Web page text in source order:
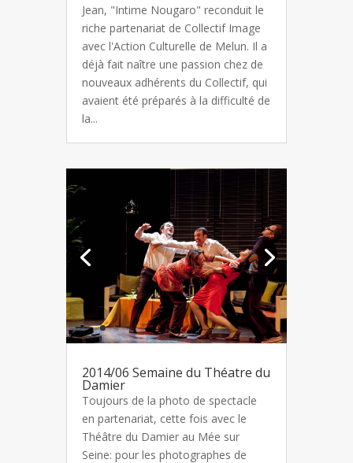
Jean, "Intime Nougaro" reconduit le
riche partenariat de Collectif Image
avec l'Action Culturelle de Melun. Il a
déjà fait naître une passion chez de
nouveaux adhérents du Collectif, qui
avaient été préparés à la difficulté de
la...
2014/06 Semaine du Théatre du
Damier
Toujours de la photo de spectacle
en partenariat, cette fois avec le
Théâtre du Damier au Mée sur
Seine: pour les photographes de